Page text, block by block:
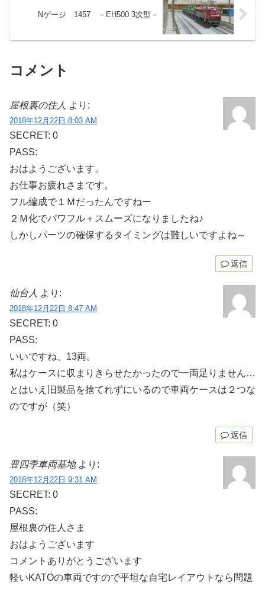
Nゲージ 1457 －EH500 3次型－
コメント
屋根裏の住人 より:
2018年12月22日 8:03 AM
SECRET: 0
PASS:
おはようございます。
お仕事お疲れさまです。
フル編成で１Ｍだったんですねー
２Ｍ化でパワフル＋スムーズになりましたね♪
しかしパーツの確保するタイミングは難しいですよね～
返信
仙台人 より:
2018年12月22日 8:47 AM
SECRET: 0
PASS:
いいですね、13両。
私はケースに収まりきらせたかったので一両足りません…
とはいえ旧製品を捨てれずにいるので車両ケースは２つな
のですが（笑）
返信
豊四季車両基地 より:
2018年12月22日 9:31 AM
SECRET: 0
PASS:
屋根裏の住人さま
おはようございます
コメントありがとうございます
軽いKATOの車両ですので平坦な自宅レイアウトなら問題